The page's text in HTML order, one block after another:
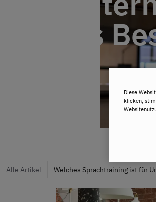
das
Alle Artikel Welches Sprachtraining ist für
Diese
klicken,